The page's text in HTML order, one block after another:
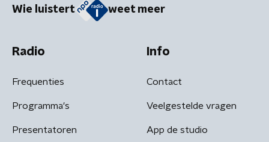
Wie luistert weet meer
Radio
Frequenties
Programma's
Presentatoren
Info
Contact
Veelgestelde vragen
App de studio